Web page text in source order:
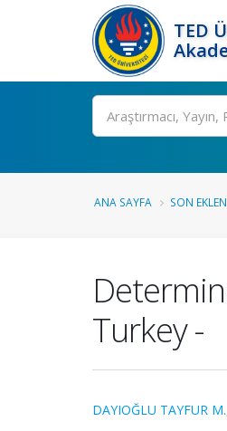
TED
Ara
ANA SAYFA SON
Turkey -
DAYIOĞLU TAYFUR M.